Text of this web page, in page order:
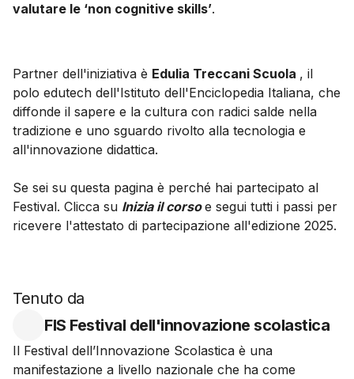
valutare le ‘non cognitive skills’.
Partner dell'iniziativa è Edulia Treccani Scuola , il
polo edutech dell'Istituto dell'Enciclopedia Italiana, che
diffonde il sapere e la cultura con radici salde nella
tradizione e uno sguardo rivolto alla tecnologia e
all'innovazione didattica.
Se sei su questa pagina è perché hai partecipato al
Festival. Clicca su Inizia il corso e segui tutti i passi per
ricevere l'attestato di partecipazione all'edizione 2025.
Tenuto da
FIS Festival dell'innovazione scolastica
Il Festival dell’Innovazione Scolastica è una
manifestazione a livello nazionale che ha come